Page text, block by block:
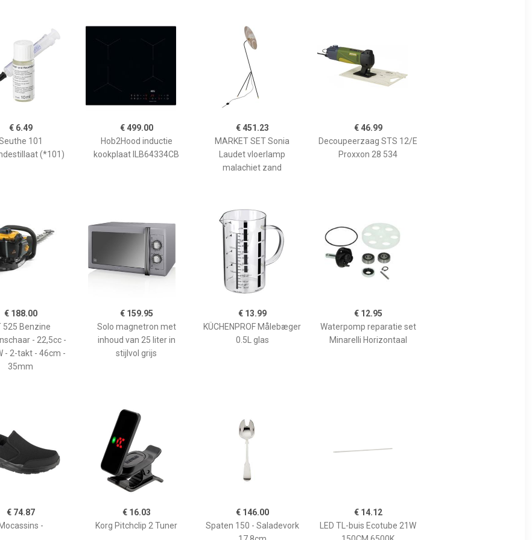
€ 6.49
101
(*101)
€ 499.00
Hob2Hood inductie
kookplaat ILB64334CB
€ 451.23
MARKET SET Sonia
Laudet vloerlamp
malachiet zand
€ 46.99
Decoupeerzaag STS 12/E
Proxxon 28 534
€ 188.00
525 Benzine
- 22,5cc -
- 2-takt - 46cm -
35mm
€ 159.95
Solo magnetron met
inhoud van 25 liter in
stijlvol grijs
€ 13.99
KÜCHENPROF Målebæger
0.5L glas
€ 12.95
Waterpomp reparatie set
Minarelli Horizontaal
€ 74.87
Mocassins -
€ 16.03
Korg Pitchclip 2 Tuner
€ 146.00
Spaten 150 - Saladevork
€ 14.12
LED TL-buis Ecotube 21W